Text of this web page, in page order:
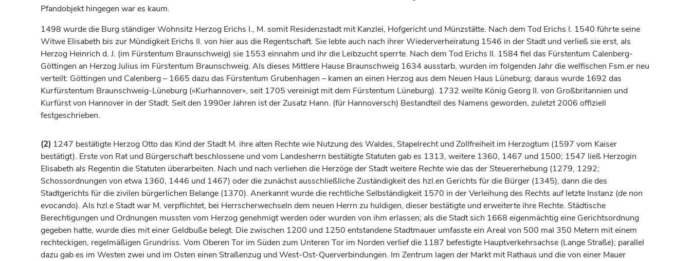
Pfandobjekt hingegen war es kaum.
1498 wurde die Burg ständiger Wohnsitz Herzog Erichs I., M. somit Residenzstadt mit Kanzlei, Hofgericht und Münzstätte. Nach dem Tod Erichs I. 1540 führte seine
Witwe Elisabeth bis zur Mündigkeit Erichs II. von hier aus die Regentschaft. Sie lebte auch nach ihrer Wiederverheiratung 1546 in der Stadt und verließ sie erst, als
Herzog Heinrich d. J. (im Fürstentum Braunschweig) sie 1553 einnahm und ihr die Leibzucht sperrte. Nach dem Tod Erichs II. 1584 fiel das Fürstentum Calenberg-
Göttingen an HerzogJulius im Fürstentum Braunschweig. Als dieses Mittlere Hause Braunschweig 1634 ausstarb, wurden im folgenden Jahr die welfischen Fsm.er neu
verteilt: Göttingen und Calenberg – 1665 dazu das Fürstentum Grubenhagen – kamen an einen Herzog aus dem Neuen Haus Lüneburg; daraus wurde 1692 das
Kurfürstentum Braunschweig-Lüneburg (»Kurhannover«, seit 1705 vereinigt mit dem Fürstentum Lüneburg). 1732 weilte König Georg II. von Großbritannien und
Kurfürstvon Hannover in der Stadt. Seit den 1990er Jahren ist der Zusatz Hann. (für Hannoversch) Bestandteil des Namens geworden, zuletzt 2006 offiziell
festgeschrieben.
(2) 1247 bestätigte Herzog Otto das Kind der Stadt M. ihre alten Rechte wie Nutzung des Waldes, Stapelrecht und Zollfreiheit im Herzogtum (1597 vom Kaiser
bestätigt). Erste von Rat und Bürgerschaft beschlossene und vom Landesherrn bestätigte Statuten gab es 1313, weitere 1360, 1467 und 1500; 1547 ließ Herzogin
Elisabeth als Regentin die Statuten überarbeiten. Nach und nach verliehen die Herzögeder Stadt weitere Rechte wie das der Steuererhebung (1279, 1292;
Schossordnungen von etwa 1360, 1446 und 1467) oder die zunächst ausschließliche Zuständigkeit des hzl.en Gerichts für die Bürger (1345), dann die des
Stadtgerichts für die zivilen bürgerlichen Belange (1370). Anerkannt wurde die rechtliche Selbständigkeit 1570 in der Verleihung des Rechts auf letzte Instanz (de non
evocando). Als hzl.e Stadt war M. verpflichtet, bei Herrscherwechseln dem neuen Herrn zu huldigen, dieser bestätigte und erweiterte ihre Rechte. Städtische
Berechtigungen und Ordnungen mussten vom Herzoggenehmigt werden oder wurden von ihm erlassen; als die Stadt sich 1668 eigenmächtig eine Gerichtsordnung
gegeben hatte, wurde dies mit einer Geldbuße belegt. Die zwischen 1200 und 1250 entstandene Stadtmauer umfasste ein Areal von 500 mal 350 Metern mit einem
rechteckigen, regelmäßigen Grundriss. Vom Oberen Tor im Süden zum Unteren Tor im Norden verlief die 1187 befestigte Hauptverkehrsachse (Lange Straße); parallel
dazu gab es im Westen zwei und im Osten einen Straßenzug und West-Ost-Querverbindungen. Im Zentrum lagen der Markt mit Rathaus und die von einer Mauer